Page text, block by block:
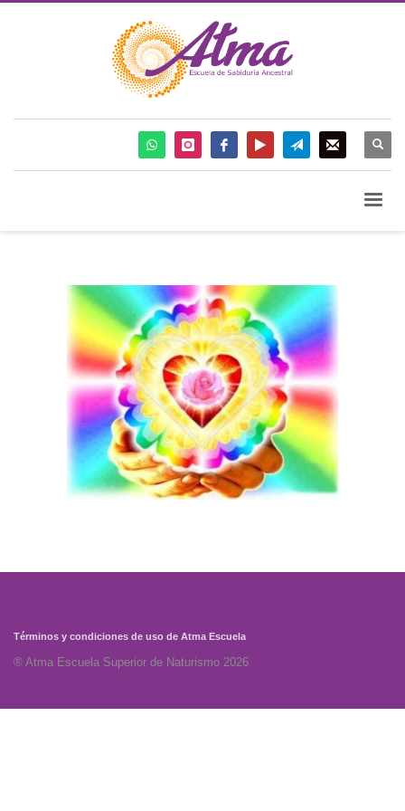
Términos y condiciones de uso de Atma Escuela
® Atma Escuela Superior de Naturismo 2026